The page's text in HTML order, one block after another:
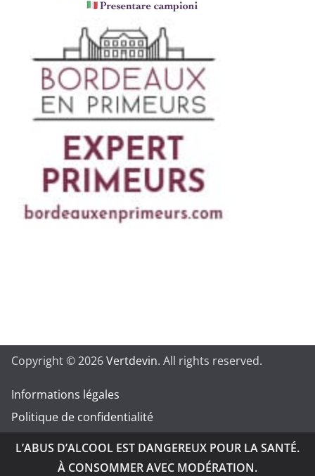
Copyright © 2026Vertdevin. All rights reserved.
Informations légales
Politique de confidentialité
L’ABUS D’ALCOOL EST DANGEREUX POUR LA SANTÉ.
À CONSOMMER AVEC MODÉRATION.